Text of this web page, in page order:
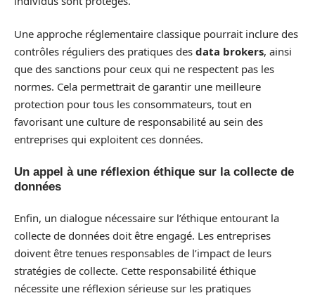
Une approche réglementaire classique pourrait inclure des
contrôles réguliers des pratiques des data brokers, ainsi
que des sanctions pour ceux qui ne respectent pas les
normes. Cela permettrait de garantir une meilleure
protection pour tous les consommateurs, tout en
favorisant une culture de responsabilité au sein des
entreprises qui exploitent ces données.
Un appel à une réflexion éthique sur la collecte de
données
Enfin, un dialogue nécessaire sur l’éthique entourant la
collecte de données doit être engagé. Les entreprises
doivent être tenues responsables de l’impact de leurs
stratégies de collecte. Cette responsabilité éthique
nécessite une réflexion sérieuse sur les pratiques